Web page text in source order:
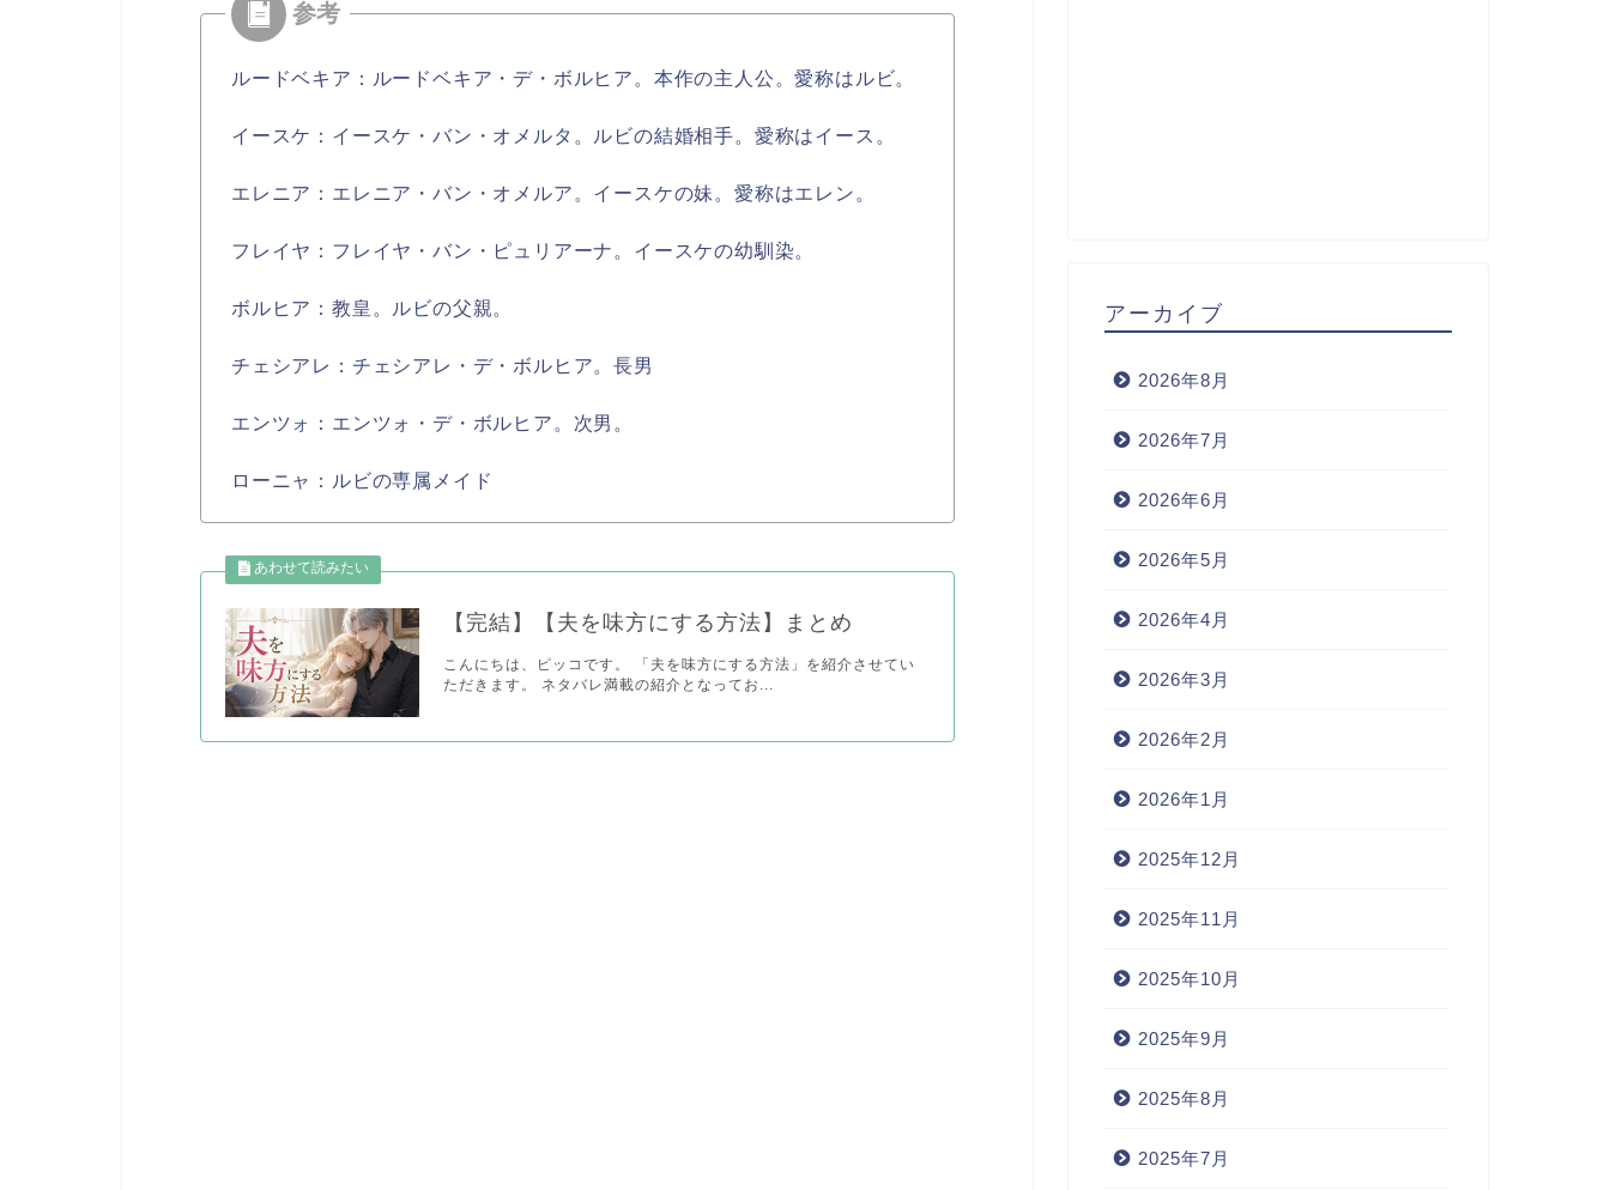
ルードベキア：ルードベキア・デ・ボルヒア。本作の主人公。愛称はルビ。
イースケ：イースケ・バン・オメルタ。ルビの結婚相手。愛称はイース。
エレニア：エレニア・バン・オメルア。イースケの妹。愛称はエレン。
フレイヤ：フレイヤ・バン・ピュリアーナ。イースケの幼馴染。
ボルヒア：教皇。ルビの父親。
チェシアレ：チェシアレ・デ・ボルヒア。長男
エンツォ：エンツォ・デ・ボルヒア。次男。
ローニャ：ルビの専属メイド
【完結】【夫を味方にする方法】まとめ
こんにちは、ピッコです。 「夫を味方にする方法」を紹介させてい
ただきます。 ネタバレ満載の紹介となってお...
アーカイブ
2026年8月
2026年7月
2026年6月
2026年5月
2026年4月
2026年3月
2026年2月
2026年1月
2025年12月
2025年11月
2025年10月
2025年9月
2025年8月
2025年7月